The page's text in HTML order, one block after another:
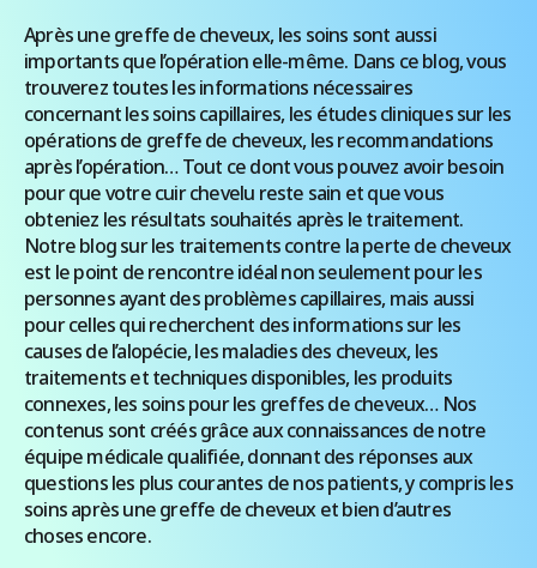
Après une greffe de cheveux, les soins sont aussi
importants que l’opération elle-même. Dans ce blog, vous
trouverez toutes les informations nécessaires
concernant les soins capillaires, les études cliniques sur les
opérations de greffe de cheveux, les recommandations
après l’opération… Tout ce dont vous pouvez avoir besoin
pour que votre cuir chevelu reste sain et que vous
obteniez les résultats souhaités après le traitement.
Notre blog sur les traitements contre la perte de cheveux
est le point de rencontre idéal non seulement pour les
personnes ayant des problèmes capillaires, mais aussi
pour celles qui recherchent des informations sur les
causes de l’alopécie, les maladies des cheveux, les
traitements et techniques disponibles, les produits
connexes, les soins pour les greffes de cheveux… Nos
contenus sont créés grâce aux connaissances de notre
équipe médicale qualifiée, donnant des réponses aux
questions les plus courantes de nos patients, y compris les
soins après une greffe de cheveux et bien d’autres
choses encore.